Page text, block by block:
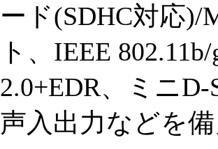
ード(SDHC対応
ト、IEEE
2.0+EDR、ミニ
声入出力などを